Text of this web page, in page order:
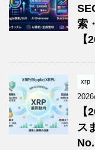
索
xrp
ス